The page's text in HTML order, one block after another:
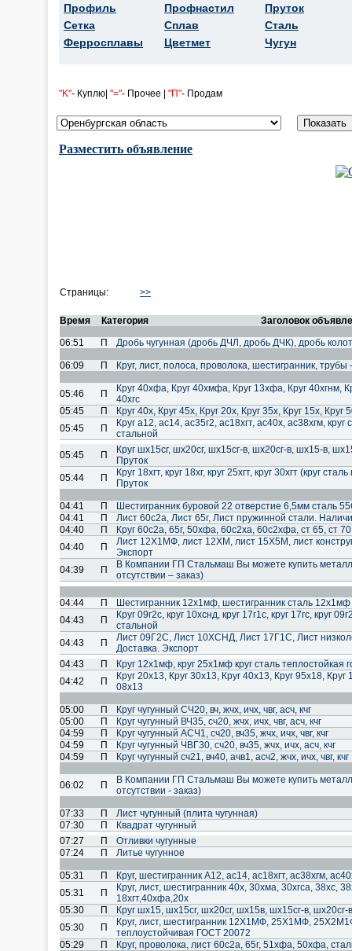
Профиль
Сетка
Ферросплавы
Профнастил
Сплав
Цветмет
Пруток
Сталь
Чугун
"K"- Куплю| "="- Прочее | "П"- Продам
Разместить объявление
Страницы: >>
Время Категория
Заголовок
06:51
П Дробь чугунная (дробь ДЧЛ, дробь ДЧК), дробь
06:09 П Круг, лист, полоса, проволока, шестигранник, трубы
05:46 П
Круг 40хфа, Круг 40хмфа, Круг 13хфа, Круг 40хгнм,
40хгс
05:45
П
Круг 40х, Круг 45х, Круг 20х, Круг 35х, Круг 15х,
05:45
П
Круг а12, ас14, ас35г2, ас18хгт, ас40х, ас38хгм,
стальной
05:45
П
Круг шх15сг, шх20сг, шх15сг-в, шх20сг-в, шх15-в,
Пруток
05:44
П
Круг 18хгт, круг 18хг, круг 25хгт, круг 30хгт (круг
Пруток
04:41 П
Шестигранник буровой 22 отверстие 6,5мм
04:41
П
Лист 60с2а, Лист 65г, Лист пружинной стали.
04:40
П
Круг 60с2а, 65г, 50хфа, 60с2ха, 60с2хфа, ст 65, ст
04:40
П
Лист 12Х1МФ, лист 12ХМ, лист 15Х5М, лист
Экспорт
04:39
П
В Компании ГП Стальмаш Вы можете купить
отсутствии – заказ)
04:44 П
Шестигранник 12х1мф, шестигранник сталь
04:43
П
Круг 09г2с, круг 10хснд, круг 17г1с, круг 17гс, круг
стальной
04:43
П
Лист 09Г2С, Лист 10ХСНД, Лист 17Г1С, Лист
Доставка. Экспорт
04:43
П
Круг 12х1мф, круг 25х1мф круг сталь теплостойкая
04:42
П
Круг 20х13, Круг 30х13, Круг 40х13, Круг 95х18,
08х13
05:00 П
Круг чугунный СЧ20, вч, жчх, ичх, чвг, асч, кчг
05:00
П
Круг чугунный ВЧ35, сч20, жчх, ичх, чвг, асч, кчг
04:59
П
Круг чугунный АСЧ1, сч20, вч35, жчх, ичх, чвг, кчг
04:59
П
Круг чугунный ЧВГ30, сч20, вч35, жчх, ичх, асч, кчг
04:59
П Круг чугунный сч21, вч40, ачв1, асч2, жчх, ичх, чвг, кчг
06:02 П
В Компании ГП Стальмаш Вы можете купить
отсутствии - заказ)
07:33 П
Лист чугунный (плита чугунная)
07:30
П
Квадрат чугунный
07:27
П
Отливки чугунные
07:24
П Литье чугунное
05:31 П
Круг, шестигранник А12, ас14, ас18хгт, ас38хгм,
05:31
П
Круг, лист, шестигранник 40х, 30хма, 30хгса, 38хс,
18хгт,40хфа,20х
05:30
П
Круг шх15, шх15сг, шх20сг, шх15в, шх15сг-в,
05:30
П
Круг, лист, шестигранник 12Х1МФ, 25Х1МФ,
теплоустойчивая ГОСТ 20072
05:29
П Круг, проволока, лист 60с2а, 65г, 51хфа, 50хфа,